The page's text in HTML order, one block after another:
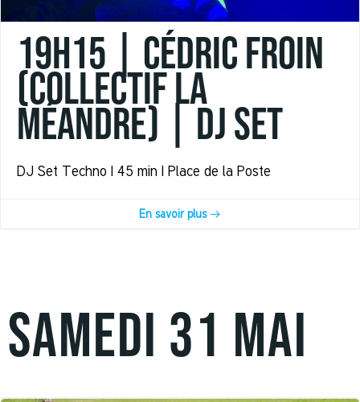
19h15 | Cédric Froin
(Collectif La
Méandre) | DJ set
DJ Set Techno | 45 min | Place de la Poste
En savoir plus
SAMEDI 31 mai